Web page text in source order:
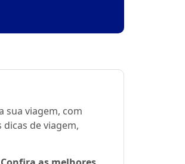
sua viagem, com
de viagem,